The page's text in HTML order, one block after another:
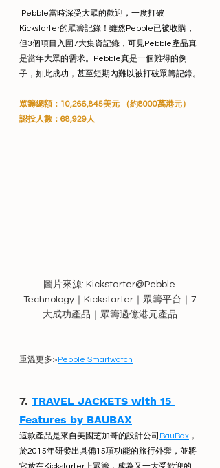
Kickstarter的眾籌記錄！雖然Pebble已被收購，
但3個項目入圍7大集資記錄，可見Pebble產品真
是當年大眾的需求。Pebble真是一個難得的例
子，如此成功，甚至短期內難以被打破眾籌記錄。
眾籌總額：10,266,845美元 （約8000萬港元）
認投人數：68,929人
圖片來源: Kickstarter@Pebble
Technology｜Kickstarter｜眾籌平台｜7
大成功產品｜眾籌過億港元產品
重溫更多>Pebble Smartwatch
7. TRAVEL JACKETS with 15
Features by BAUBAX
這款產品是來自美國芝加哥的設計公司 BauBax ，
於2015年研發出具備15項功能的旅行外套，並將
它放在Kickstarter上眾籌，成為又一大受歡迎的